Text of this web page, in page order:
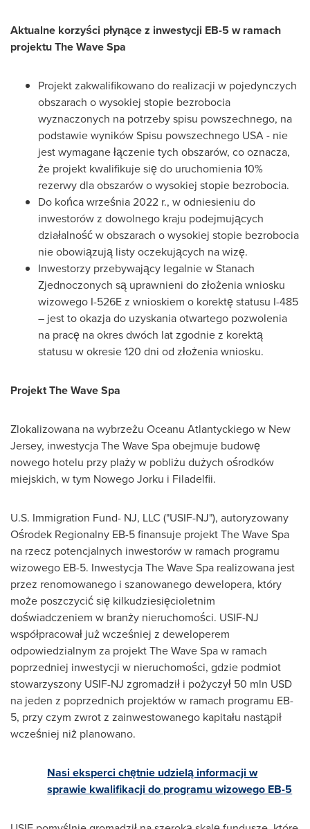
Aktualne korzyści płynące z inwestycji EB-5 w ramach
projektu The Wave Spa
Projekt zakwalifikowano do realizacji w pojedynczych
obszarach o wysokiej stopie bezrobocia
wyznaczonych na potrzeby spisu powszechnego, na
podstawie wyników Spisu powszechnego USA- nie
jest wymagane łączenie tych obszarów, co oznacza,
że projekt kwalifikuje się do uruchomienia 10%
rezerwy dla obszarów o wysokiej stopie bezrobocia.
Do końca września 2022 r., w odniesieniu do
inwestorów z dowolnego kraju podejmujących
działalność w obszarach o wysokiej stopie bezrobocia
nie obowiązują listy oczekujących na wizę.
Inwestorzy przebywający legalnie w Stanach
Zjednoczonych są uprawnieni do złożenia wniosku
wizowego I-526E z wnioskiem o korektę statusu I-485
– jest to okazja do uzyskania otwartego pozwolenia
na pracę na okres dwóch lat zgodnie z korektą
statusu w okresie 120 dni od złożenia wniosku.
Projekt The Wave Spa
Zlokalizowana na wybrzeżu Oceanu Atlantyckiego w New
Jersey, inwestycja The Wave Spa obejmuje budowę
nowego hotelu przy plaży w pobliżu dużych ośrodków
miejskich, w tym Nowego Jorku i Filadelfii.
U.S. Immigration Fund- NJ, LLC ("USIF-NJ"), autoryzowany
Ośrodek Regionalny EB-5 finansuje projekt The Wave Spa
na rzecz potencjalnych inwestorów w ramach programu
wizowego EB-5. Inwestycja The Wave Spa realizowana jest
przez renomowanego i szanowanego dewelopera, który
może poszczycić się kilkudziesięcioletnim
doświadczeniem w branży nieruchomości. USIF-NJ
współpracował już wcześniej z deweloperem
odpowiedzialnym za projekt The Wave Spa w ramach
poprzedniej inwestycji w nieruchomości, gdzie podmiot
stowarzyszony USIF-NJ zgromadził i pożyczył 50 mln USD
na jeden z poprzednich projektów w ramach programu EB-
5, przy czym zwrot z zainwestowanego kapitału nastąpił
wcześniej niż planowano.
Nasi eksperci chętnie udzielą informacji w
sprawie kwalifikacji do programu wizowego EB-5